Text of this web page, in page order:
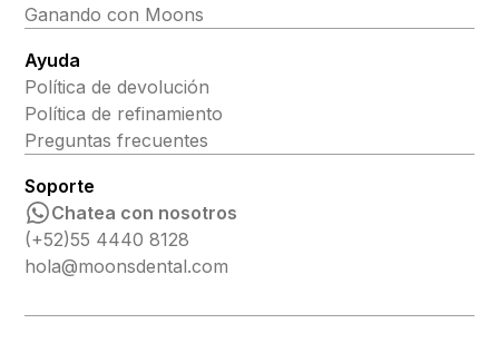
Ganando con Moons
Ayuda
Política de devolución
Política de refinamiento
Preguntas frecuentes
Soporte
Chatea con nosotros
(+52)55 4440 8128
hola@moonsdental.com